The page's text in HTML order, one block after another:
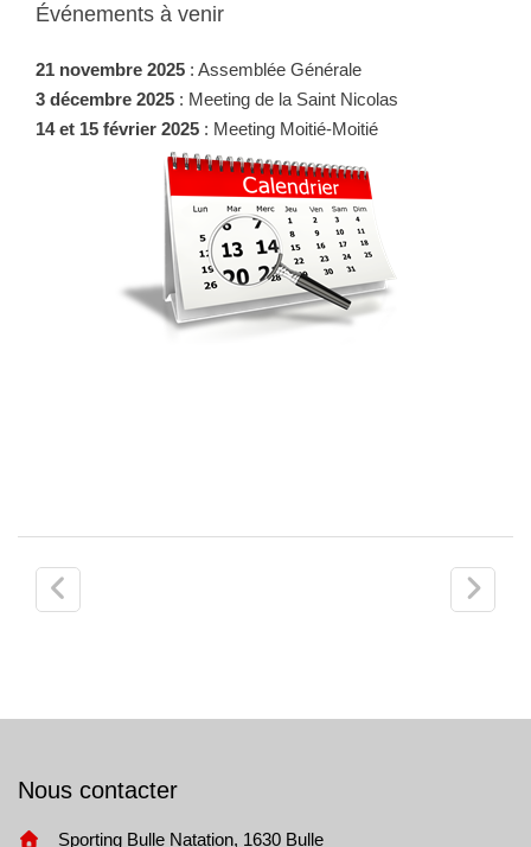
Événements à venir
21 novembre 2025 : Assemblée Générale
3 décembre 2025 : Meeting de la Saint Nicolas
14 et 15 février 2025 : Meeting Moitié-Moitié
Post
navigation
Nous contacter
Sporting Bulle Natation, 1630 Bulle